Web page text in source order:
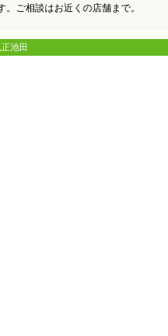
ご相談はお近くの店舗まで。
池田